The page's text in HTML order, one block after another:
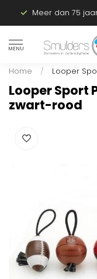
Meer dan 75
MENU
Home / Looper
Looper Sport
zwart-rood